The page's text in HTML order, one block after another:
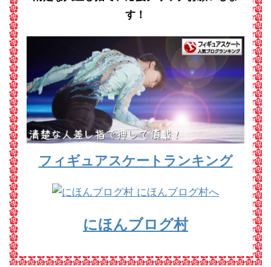
す！
フィギュアスケートランキング
にほんブログ村